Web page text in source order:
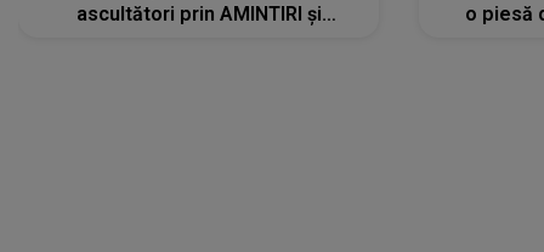
ascultători prin AMINTIRI și
o piesă